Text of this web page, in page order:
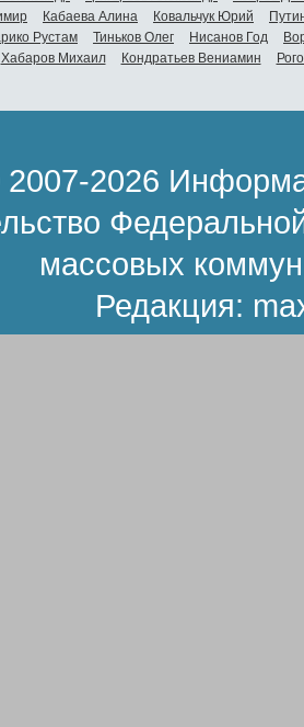
Кабаева Алина Ковальчук Юрий
Рустам Тиньков Олег Нисанов Год
Хабаров Михаил Кондратьев Вениамин
2026
массовых
Редакция: